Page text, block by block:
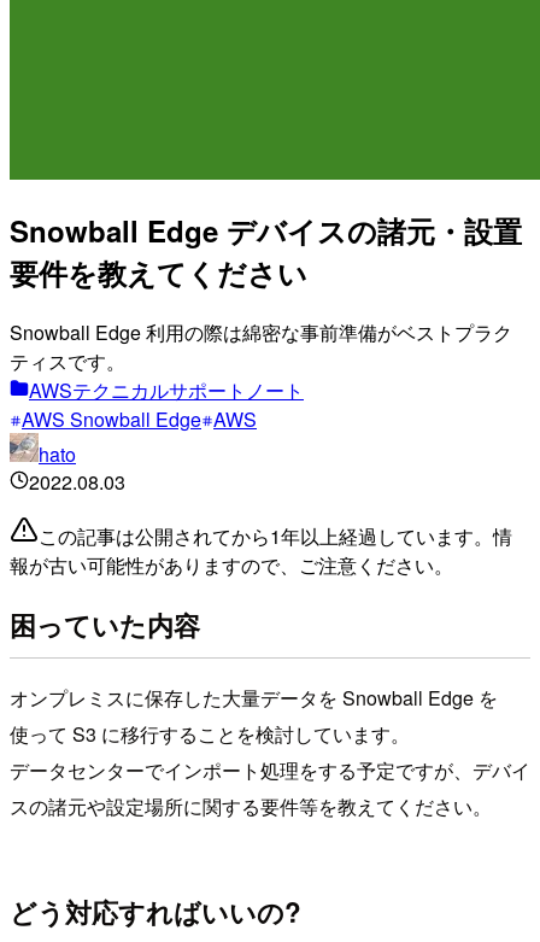
Snowball Edge デバイスの諸元・設置
要件を教えてください
Snowball Edge 利用の際は綿密な事前準備がベストプラク
ティスです。
AWSテクニカルサポートノート
AWS Snowball Edge AWS
hato
2022.08.03
この記事は公開されてから1年以上経過しています。情
報が古い可能性がありますので、ご注意ください。
困っていた内容
オンプレミスに保存した大量データを Snowball Edge を
使って S3 に移行することを検討しています。
データセンターでインポート処理をする予定ですが、デバイ
スの諸元や設定場所に関する要件等を教えてください。
どう対応すればいいの?